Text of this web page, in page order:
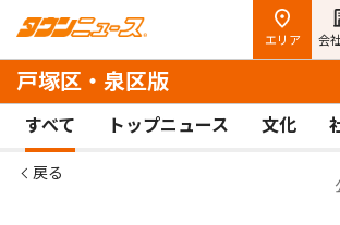
エリア 会
戸塚区・泉区版
すべて トップニュース 文化
戻る